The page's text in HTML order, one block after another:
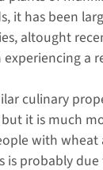
it has been
altought
a
culinary
it is much
with wheat
is probably